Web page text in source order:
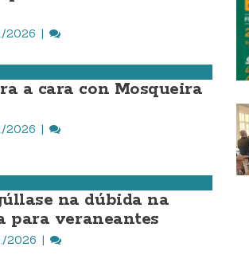
2026
a cara con Mosqueira
2026
na dúbida na
para veraneantes
2026